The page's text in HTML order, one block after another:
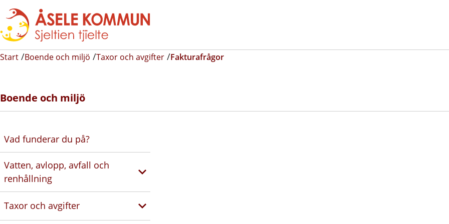
Start Boende och miljö Taxor och avgifter Fakturafrågor
Boende och miljö
Vad funderar du på?
Vatten, avlopp, avfall och
renhållning
Taxor och avgifter